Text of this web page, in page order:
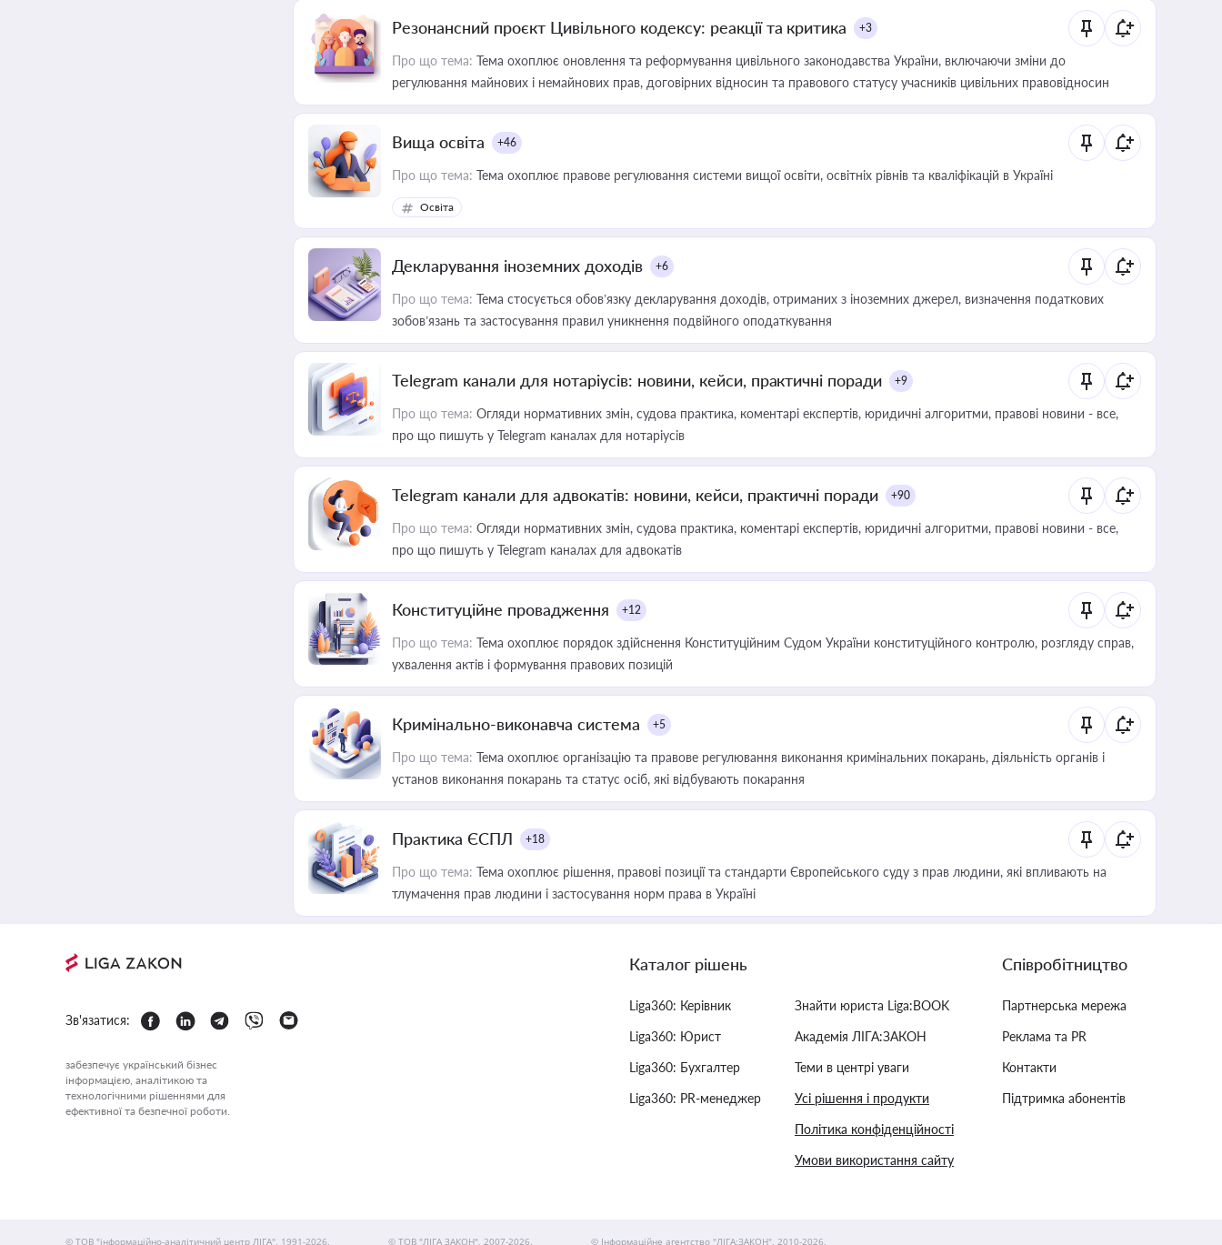
Резонансний проєкт Цивільного кодексу: реакції та критика +3
Про що тема: Тема охоплює оновлення та реформування цивільного законодавства України, включаючи зміни до
регулювання майнових і немайнових прав, договірних відносин та правового статусу учасників цивільних правовідносин
Вища освіта +46
Про що тема: Тема охоплює правове регулювання системи вищої освіти, освітніх рівнів та кваліфікацій в Україні
Освіта
Декларування іноземних доходів +6
Про що тема: Тема стосується обов’язку декларування доходів, отриманих з іноземних джерел, визначення податкових
зобов’язань та застосування правил уникнення подвійного оподаткування
Telegram канали для нотаріусів: новини, кейси, практичні поради +9
Про що тема: Огляди нормативних змін, судова практика, коментарі експертів, юридичні алгоритми, правові новини - все,
про що пишуть у Telegram каналах для нотаріусів
Telegram канали для адвокатів: новини, кейси, практичні поради +90
Про що тема: Огляди нормативних змін, судова практика, коментарі експертів, юридичні алгоритми, правові новини - все,
про що пишуть у Telegram каналах для адвокатів
Конституційне провадження +12
Про що тема: Тема охоплює порядок здійснення Конституційним Судом України конституційного контролю, розгляду справ,
ухвалення актів і формування правових позицій
Кримінально-виконавча система +5
Про що тема: Тема охоплює організацію та правове регулювання виконання кримінальних покарань, діяльність органів і
установ виконання покарань та статус осіб, які відбувають покарання
Практика ЄСПЛ +18
Про що тема: Тема охоплює рішення, правові позиції та стандарти Європейського суду з прав людини, які впливають на
тлумачення прав людини і застосування норм права в Україні
Зв'язатися:
забезпечує український бізнес
інформацією, аналітикою та
технологічними рішеннями для
ефективної та безпечної роботи.
Каталог рішень
Liga360: Керівник
Liga360: Юрист
Liga360: Бухгалтер
Liga360: PR-менеджер
Знайти юриста Liga:BOOK
Академія ЛІГА:ЗАКОН
Теми в центрі уваги
Усі рішення і продукти
Політика конфіденційності
Умови використання сайту
Співробітництво
Партнерська мережа
Реклама та PR
Контакти
Підтримка абонентів
© ТОВ "інформаційно-аналітичний центр ЛІГА", 1991-2026. © ТОВ "ЛІГА ЗАКОН", 2007-2026. © Інформаційне агентство "ЛІГА:ЗАКОН", 2010-2026.